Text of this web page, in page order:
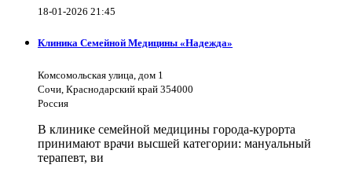
18-01-2026 21:45
Клиника Семейной Медицины «Надежда»
Комсомольская улица, дом 1
Сочи, Краснодарский край 354000
Россия
В клинике семейной медицины города-курорта
принимают врачи высшей категории: мануальный
терапевт, ви